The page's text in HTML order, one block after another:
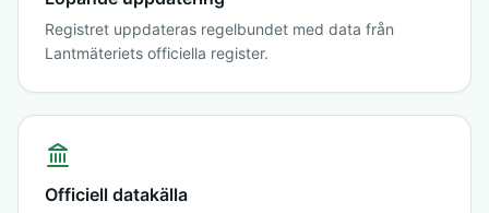
Registret uppdateras regelbundet med data från
Lantmäteriets officiella register.
Officiell datakälla